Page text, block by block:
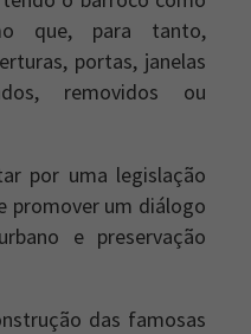
que, para tanto,
portas, janelas
removidos ou
por uma legislação
promover um diálogo
e preservação
das famosas